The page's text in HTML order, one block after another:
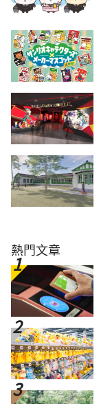
熱門文章